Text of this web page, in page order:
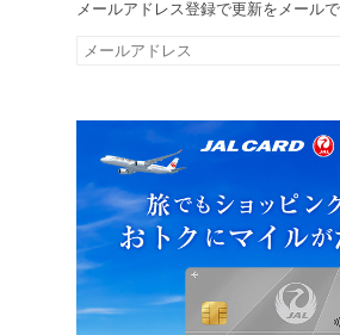
メールアドレス登録で更新をメールで
メ
ド
レ
ス